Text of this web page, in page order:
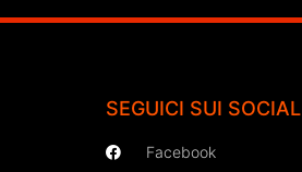
SEGUICI SUI SOCIAL
Facebook